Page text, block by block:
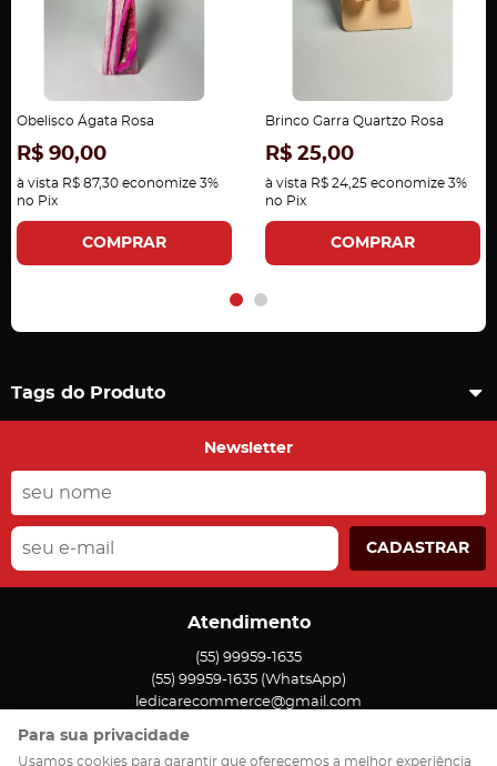
Obelisco Ágata Rosa
R$ 90,00
à vista R$ 87,30 economize 3%
no Pix
COMPRAR
Brinco Garra Quartzo Rosa
R$ 25,00
à vista R$ 24,25 economize 3%
no Pix
COMPRAR
Tags do Produto
Newsletter
CADASTRAR
Atendimento
(55) 99959-1635
(55) 99959-1635 (WhatsApp)
ledicarecommerce@gmail.com
Para sua privacidade
Usamos cookies para garantir que oferecemos a melhor experiência